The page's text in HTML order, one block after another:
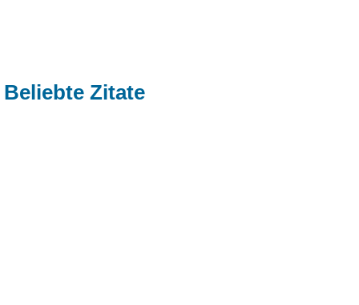
Beliebte Zitate